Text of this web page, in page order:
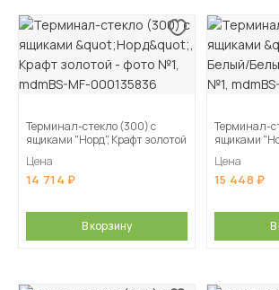
Терминал-стекло (300) с
ящиками "Норд", Крафт золотой
Цена
14 714
В корзину
Терминал-
ящиками
Цена
15 448
В